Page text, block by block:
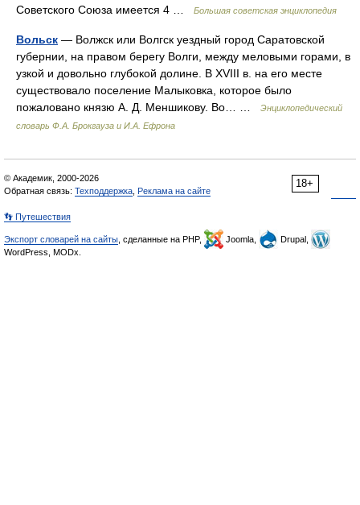
Советского Союза имеется 4 …
Большая советская энциклопедия
Вольск — Волжск или Волгск уездный город Саратовской
губернии, на правом берегу Волги, между меловыми горами, в
узкой и довольно глубокой долине. В XVIII в. на его месте
существовало поселение Малыковка, которое было
пожаловано князю А. Д. Меншикову. Во… …
Энциклопедический
словарь Ф.А. Брокгауза и И.А. Ефрона
18+
© Академик, 2000-2026
Обратная связь: Техподдержка Реклама на сайте
👣 Путешествия
Экспорт словарей на сайты , сделанные на PHP, Joomla,
Drupal,
WordPress, MODx.